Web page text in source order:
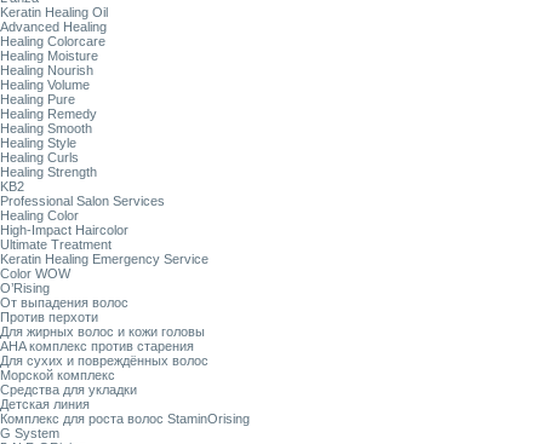
Keratin Healing Oil
Advanced Healing
Healing Colorcare
Healing Moisture
Healing Nourish
Healing Volume
Healing Pure
Healing Remedy
Healing Smooth
Healing Style
Healing Curls
Healing Strength
KB2
Professional Salon Services
Healing Color
High-Impact Haircolor
Ultimate Treatment
Keratin Healing Emergency Service
Color WOW
O’Rising
От выпадения волос
Против перхоти
Для жирных волос и кожи головы
AHA комплекс против старения
Для сухих и повреждённых волос
Морской комплекс
Средства для укладки
Детская линия
Комплекс для роста волос StaminOrising
G System